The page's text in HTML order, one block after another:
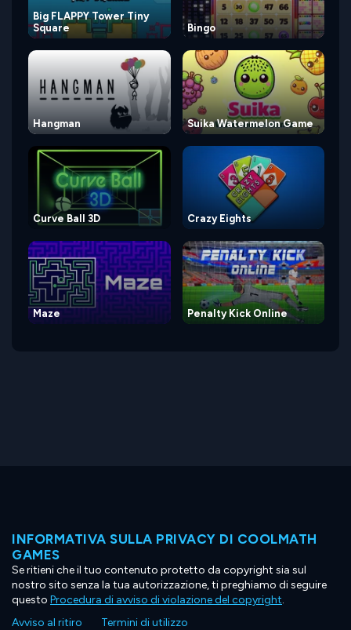
Big FLAPPY Tower Tiny
Square
Bingo
Hangman Suika Watermelon Game
Curve Ball 3D Crazy Eights
Maze Penalty Kick Online
INFORMATIVA SULLA PRIVACY DI COOLMATH
GAMES
Se ritieni che il tuo contenuto protetto da copyright sia sul
nostro sito senza la tua autorizzazione, ti preghiamo di seguire
questo Procedura di avviso di violazione del copyright.
Avviso al ritiro
Termini di utilizzo